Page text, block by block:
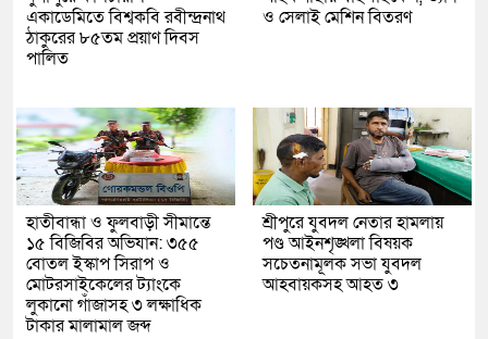
একাডেমিতে বিশ্বকবি রবীন্দ্রনাথ
ঠাকুরের ৮৫তম প্রয়াণ দিবস
পালিত
ও সেলাই মেশিন বিতরণ
হাতীবান্ধা ও ফুলবাড়ী সীমান্তে
১৫ বিজিবির অভিযান: ৩৫৫
বোতল ইস্কাপ সিরাপ ও
মোটরসাইকেলের ট্যাংকে
লুকানো গাঁজাসহ ৩ লক্ষাধিক
টাকার মালামাল জব্দ
শ্রীপুরে যুবদল নেতার হামলায়
পণ্ড আইনশৃঙ্খলা বিষয়ক
সচেতনামূলক সভা যুবদল
আহবায়কসহ আহত ৩